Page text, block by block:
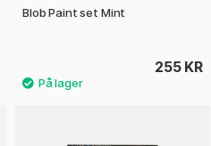
Blob Paint set Mint
255 KR